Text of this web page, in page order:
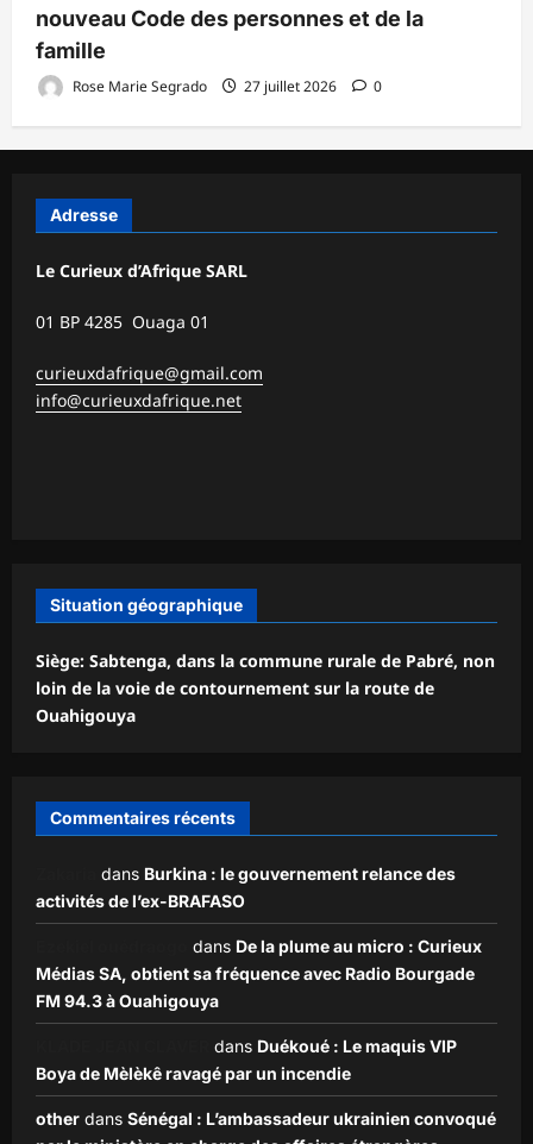
nouveau Code des personnes et de la
famille
Rose Marie Segrado 27 juillet 2026 0
Adresse
Le Curieux d’Afrique SARL
01 BP 4285 Ouaga 01
curieuxdafrique@gmail.com
info@curieuxdafrique.net
Situation géographique
Siège: Sabtenga, dans la commune rurale de Pabré, non
loin de la voie de contournement sur la route de
Ouahigouya
Commentaires récents
dans Burkina : le gouvernement relance des
activités de l’ex-BRAFASO
dans De la plume au micro : Curieux
Médias SA, obtient sa fréquence avec Radio Bourgade
FM 94.3 à Ouahigouya
dans Duékoué : Le maquis VIP
Boya de Mèlèkê ravagé par un incendie
other dans Sénégal : L’ambassadeur ukrainien convoqué